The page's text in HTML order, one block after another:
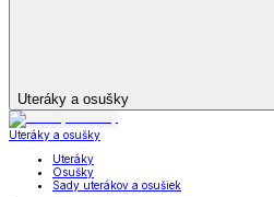
Uteráky a osušky
Uteráky a osušky
Uteráky
Osušky
Sady uterákov a osušiek